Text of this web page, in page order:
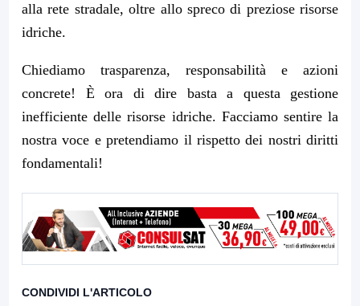
alla rete stradale, oltre allo spreco di preziose risorse
idriche.
Chiediamo trasparenza, responsabilità e azioni
concrete! È ora di dire basta a questa gestione
inefficiente delle risorse idriche. Facciamo sentire la
nostra voce e pretendiamo il rispetto dei nostri diritti
fondamentali!
CONDIVIDI L'ARTICOLO